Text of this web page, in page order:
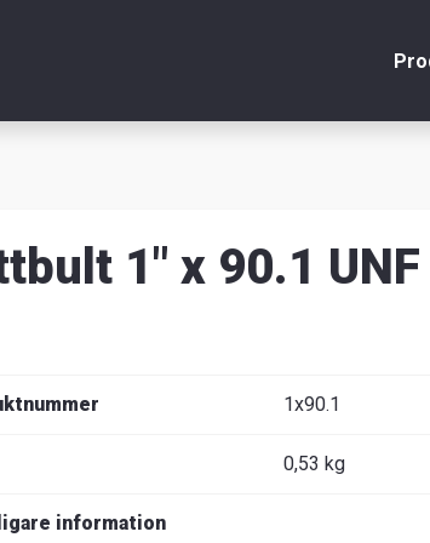
Stäng
1" x 90.1 UNF
1x90.1
0,53 kg
information